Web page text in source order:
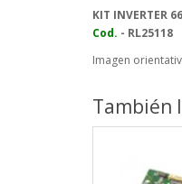
KIT INVERTER
Cod. - RL25118
Imagen
También